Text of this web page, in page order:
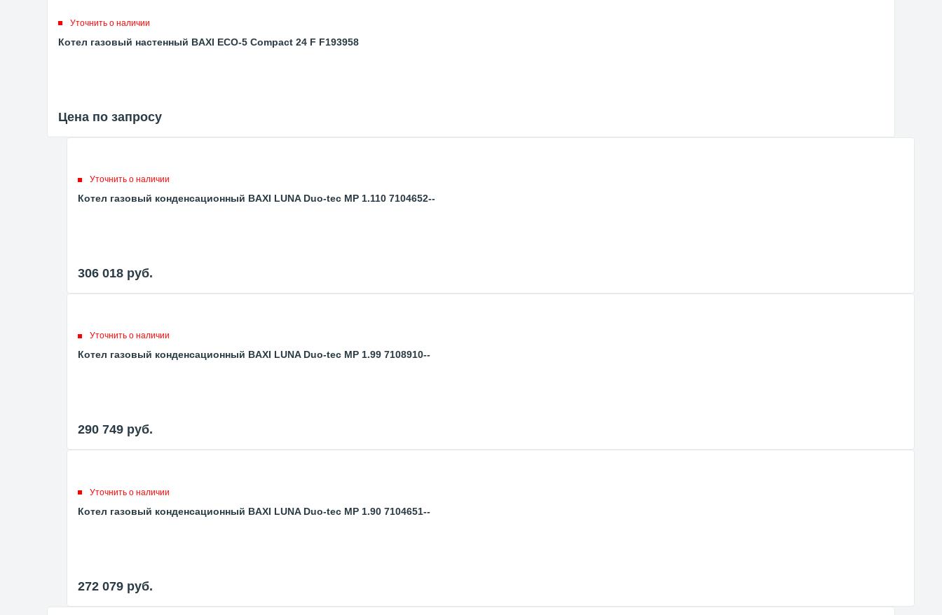
Уточнить о наличии
Котел газовый настенный BAXI ECO-5 Compact 24 F F193958
Цена по запросу
Уточнить о наличии
Котел газовый конденсационный BAXI LUNA Duo-tec MP 1.110 7104652--
306 018 руб.
Уточнить о наличии
Котел газовый конденсационный BAXI LUNA Duo-tec MP 1.99 7108910--
290 749 руб.
Уточнить о наличии
Котел газовый конденсационный BAXI LUNA Duo-tec MP 1.90 7104651--
272 079 руб.